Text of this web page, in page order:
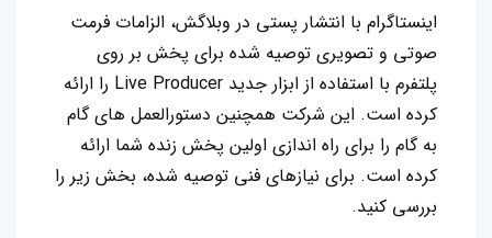
اینستاگرام با انتشار پستی در وبلاگش، الزامات فرمت
صوتی و تصویری توصیه شده برای پخش بر روی
پلتفرم با استفاده از ابزار جدید Live Producer را ارائه
کرده است. این شرکت همچنین دستورالعمل های گام
به گام را برای راه اندازی اولین پخش زنده شما ارائه
کرده است. برای نیازهای فنی توصیه شده، بخش زیر را
بررسی کنید.